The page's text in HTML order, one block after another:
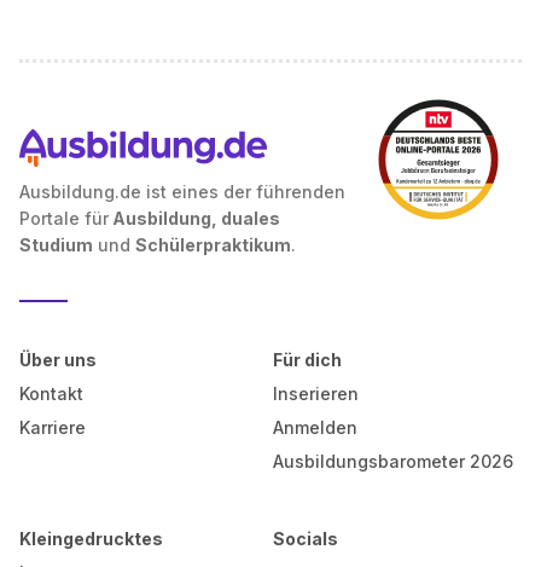
Ausbildung.de ist eines der führenden
Portale für Ausbildung, duales
Studium und Schülerpraktikum.
Über uns
Kontakt
Karriere
Für dich
Inserieren
Anmelden
Ausbildungsbarometer 2026
Kleingedrucktes
Socials